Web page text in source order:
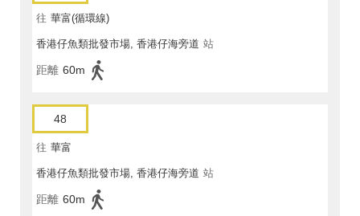
往 華富(循環線)
香港仔魚類批發市場, 香港仔海旁道 站
距離 60m
48
往 華富
香港仔魚類批發市場, 香港仔海旁道 站
距離 60m